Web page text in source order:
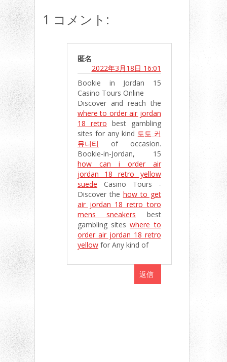
1 コメント:
匿名
2022年3月18日 16:01
Bookie in Jordan 15
Casino Tours Online
Discover and reach the
where to order air jordan
18 retro best gambling
sites for any kind 토토 커
뮤니티
of occasion.
Bookie-in-Jordan, 15
how can i order air
jordan 18 retro yellow
suede Casino Tours -
Discover the how to get
air jordan 18 retro toro
mens sneakers best
gambling siteswhere to
order air jordan 18 retro
yellow for Any kind of
返信